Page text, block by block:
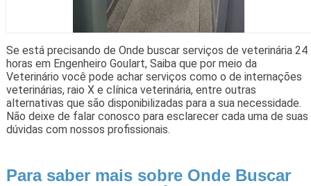
Se está precisando de Onde buscar serviços de veterinária 24
horas em Engenheiro Goulart, Saiba que por meio da
Veterinário você pode achar serviços como o de internações
veterinárias, raio X e clínica veterinária, entre outras
alternativas que são disponibilizadas para a sua necessidade.
Não deixe de falar conosco para esclarecer cada uma de suas
dúvidas com nossos profissionais.
Para saber mais sobre Onde Buscar